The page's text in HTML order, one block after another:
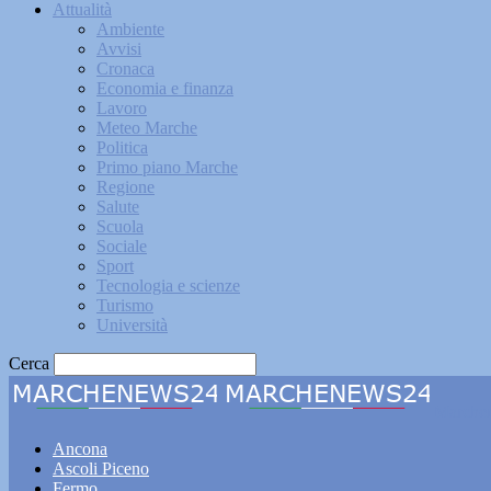
Attualità
Ambiente
Avvisi
Cronaca
Economia e finanza
Lavoro
Meteo Marche
Politica
Primo piano Marche
Regione
Salute
Scuola
Sociale
Sport
Tecnologia e scienze
Turismo
Università
Cerca
Ancona
Ascoli Piceno